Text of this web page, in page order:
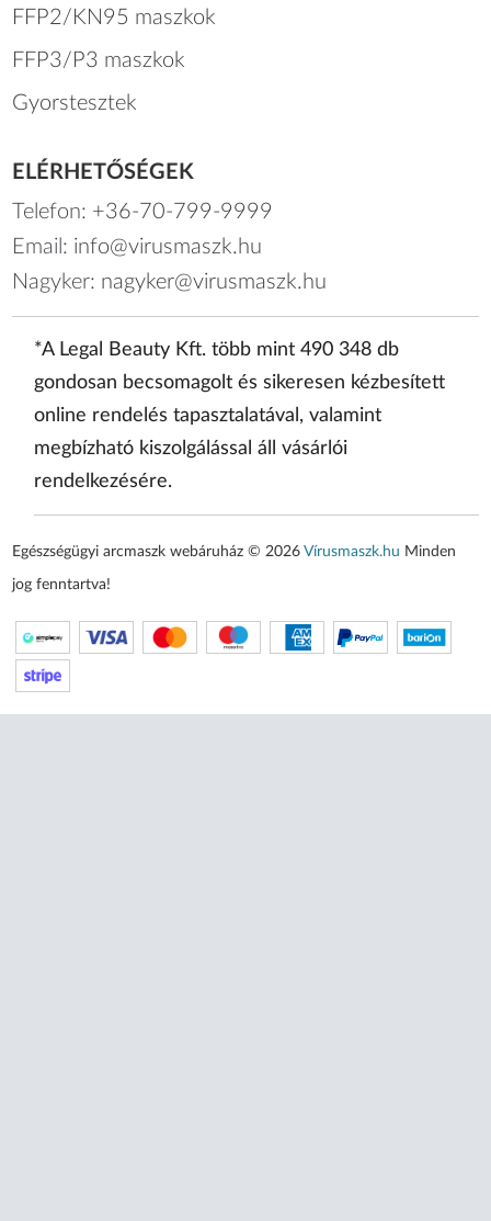
FFP2/KN95 maszkok
FFP3/P3 maszkok
Gyorstesztek
ELÉRHETŐSÉGEK
Telefon: +36-70-799-9999
Email: info@virusmaszk.hu
Nagyker: nagyker@virusmaszk.hu
*A Legal Beauty Kft. több mint 490 348 db
gondosan becsomagolt és sikeresen kézbesített
online rendelés tapasztalatával, valamint
megbízható kiszolgálással áll vásárlói
rendelkezésére.
Egészségügyi arcmaszk webáruház © 2026Vírusmaszk.hu Minden
jog fenntartva!